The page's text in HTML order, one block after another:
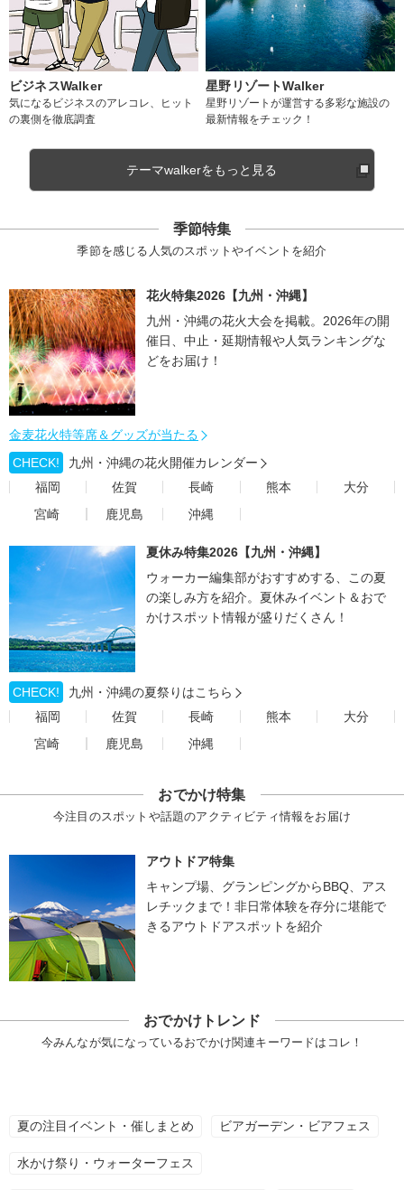
ビジネスWalker
気になるビジネスのアレコレ、ヒット
の裏側を徹底調査
星野リゾートWalker
星野リゾートが運営する多彩な施設の
最新情報をチェック！
テーマwalkerをもっと見る
季節特集
季節を感じる人気のスポットやイベントを紹介
花火特集2026【九州・沖縄】
九州・沖縄の花火大会を掲載。2026年の開
催日、中止・延期情報や人気ランキングな
どをお届け！
金麦花火特等席＆グッズが当たる
CHECK!
九州・沖縄の花火開催カレンダー
福岡
佐賀 長崎 熊本
大分
宮崎
鹿児島 沖縄
夏休み特集2026【九州・沖縄】
ウォーカー編集部がおすすめする、この夏
の楽しみ方を紹介。夏休みイベント＆おで
かけスポット情報が盛りだくさん！
CHECK!
九州・沖縄の夏祭りはこちら
福岡
佐賀 長崎 熊本
大分
宮崎
鹿児島 沖縄
おでかけ特集
今注目のスポットや話題のアクティビティ情報をお届け
アウトドア特集
キャンプ場、グランピングからBBQ、アス
レチックまで！非日常体験を存分に堪能で
きるアウトドアスポットを紹介
おでかけトレンド
今みんなが気になっているおでかけ関連キーワードはコレ！
夏の注目イベント・催しまとめ ビアガーデン・ビアフェス
水かけ祭り・ウォーターフェス